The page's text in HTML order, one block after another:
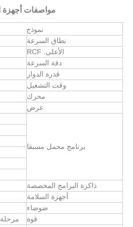
مواصفات أجهزة
نموذج
نطاق السرعة
الأعلى. RCF
دقة السرعة
قدرة الدوار
وقت التشغيل
محرك
عرض
برنامج محمل مسبقا
ذاكرة البرامج المخصصة
أجهزة السلامة
ضوضاء
قوة
مرحلة واحدة، 100 فولت - 240